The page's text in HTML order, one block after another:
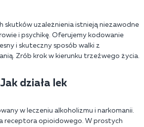
skutków uzależnienia istnieją niezawodne
i psychikę. Oferujemy kodowanie
i skuteczny sposób walki z
Zrób krok w kierunku trzeźwego życia.
Jak działa lek
w leczeniu alkoholizmu i narkomanii.
receptora opioidowego. W prostych